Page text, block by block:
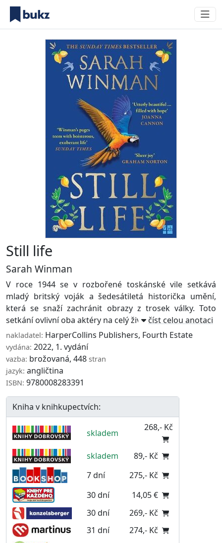
Still life
Sarah Winman
V roce 1944 se v rozbořené toskánské vile setkává
mladý britský voják a šedesátiletá historička umění,
která se snaží zachránit obrazy z trosek války. Toto
setkání ovlivní oba aktéry na celý život ...číst celou anotaci
nakladatel: HarperCollins Publishers, Fourth Estate
vydána: 2022, 1. vydání
vazba: brožovaná, 448 stran
jazyk: angličtina
ISBN: 9780008283391
Kniha v knihkupectvích:
skladem
268,- Kč
skladem
89,- Kč
7 dní
275,- Kč
30 dní
14,05 €
30 dní
269,- Kč
31 dní
274,- Kč